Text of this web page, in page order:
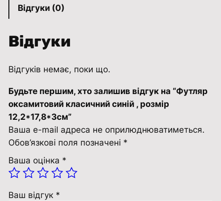
м
т
о
в
и
й
к
л
с
Відгуки (0)
Відгуки
Відгуків немає, поки що.
Будьте першим, хто залишив відгук на “Футляр
оксамитовий класичний синій , розмір
12,2*17,8*3см”
Ваша e-mail адреса не оприлюднюватиметься.
Обов’язкові поля позначені *
Ваша оцінка *
Ваш відгук *